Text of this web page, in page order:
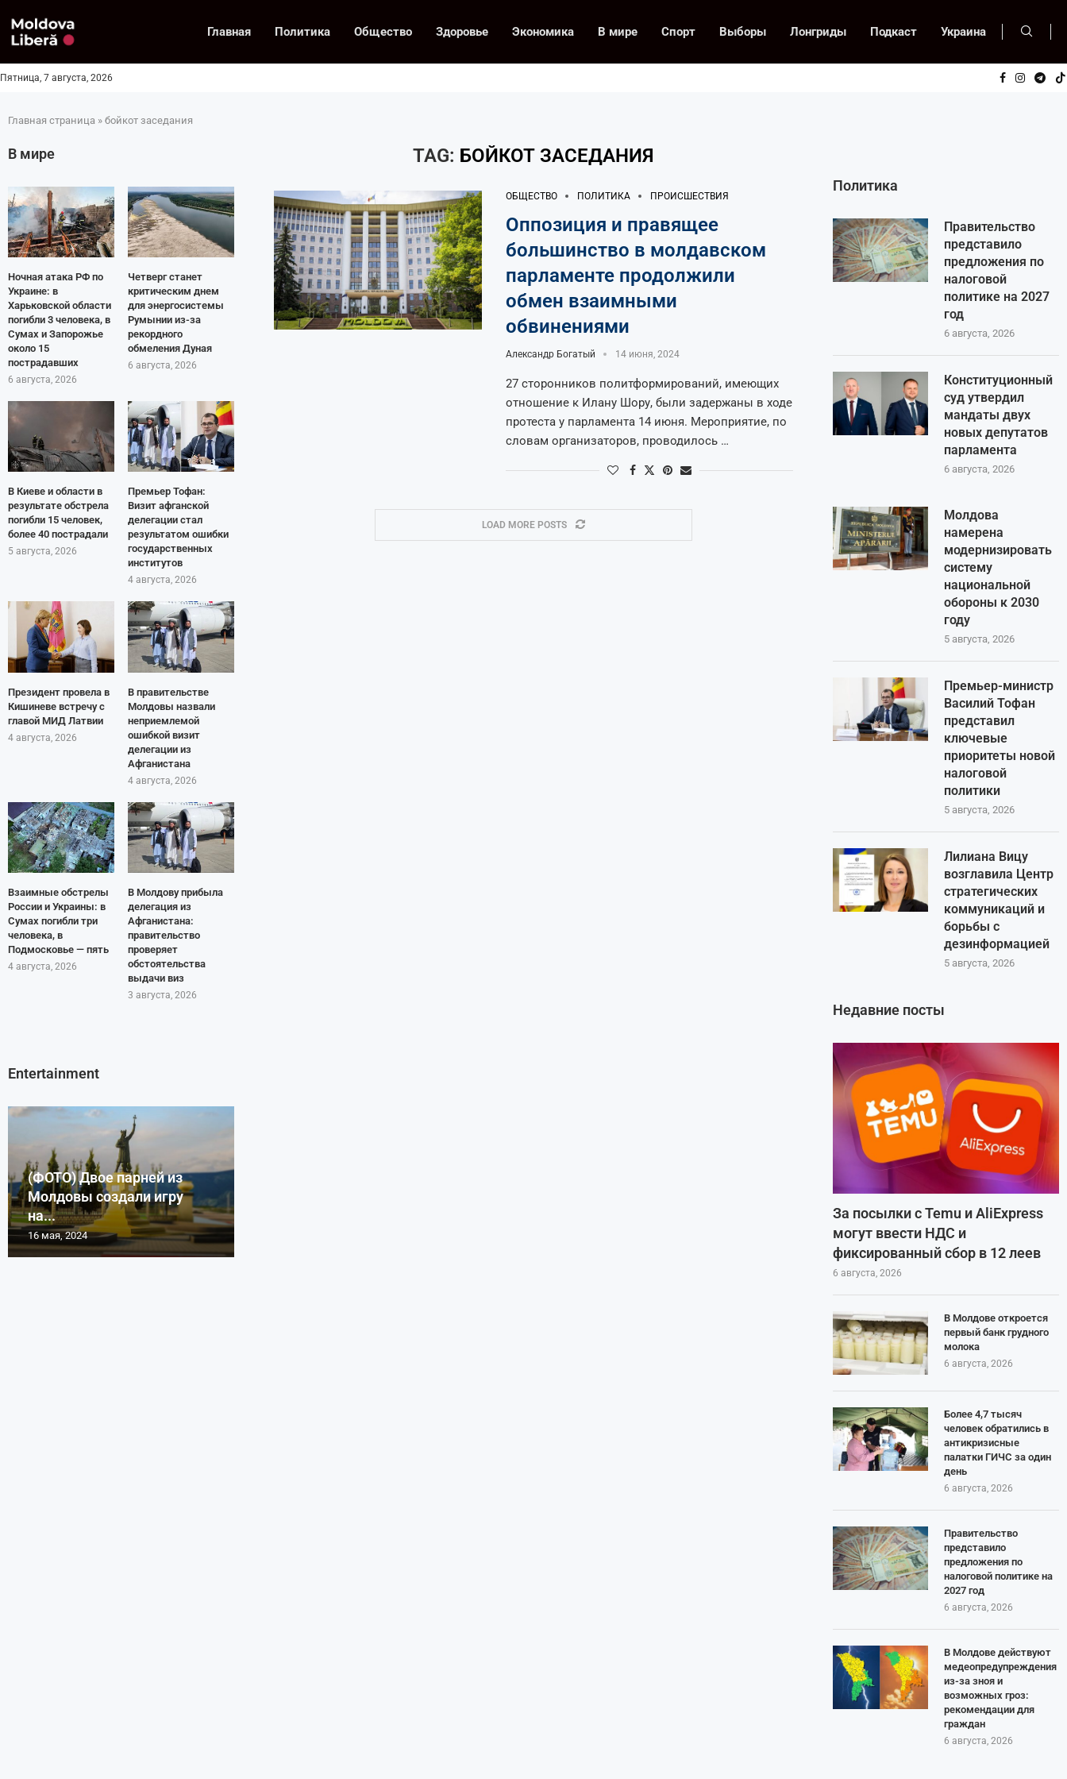
Главная Политика Общество Здоровье Экономика В мире Спорт Выборы Лонгриды Подкаст Украина
Пятница, 7 августа, 2026
Главная страница » бойкот заседания
TAG: БОЙКОТ ЗАСЕДАНИЯ
ОБЩЕСТВО ПОЛИТИКА ПРОИСШЕСТВИЯ
Оппозиция и правящее
большинство в молдавском
парламенте продолжили
обмен взаимными
обвинениями
Александр Богатый 14 июня, 2024
27 сторонников политформирований, имеющих
отношение к Илану Шору, были задержаны в ходе
протеста у парламента 14 июня. Мероприятие, по
словам организаторов, проводилось …
LOAD MORE POSTS
Политика
Правительство
представило
предложения по
налоговой
политике на 2027
год
6 августа, 2026
Конституционный
суд утвердил
мандаты двух
новых депутатов
парламента
6 августа, 2026
Молдова
намерена
модернизировать
систему
национальной
обороны к 2030
году
5 августа, 2026
Премьер-министр
Василий Тофан
представил
ключевые
приоритеты новой
налоговой
политики
5 августа, 2026
Лилиана Вицу
возглавила Центр
стратегических
коммуникаций и
борьбы с
дезинформацией
5 августа, 2026
Недавние посты
За посылки с Temu и AliExpress
могут ввести НДС и
фиксированный сбор в 12 леев
6 августа, 2026
В Молдове откроется
первый банк грудного
молока
6 августа, 2026
Более 4,7 тысяч
человек обратились в
антикризисные
палатки ГИЧС за один
день
6 августа, 2026
Правительство
представило
предложения по
налоговой политике на
2027 год
6 августа, 2026
В Молдове действуют
медеопредупреждения
из-за зноя и
возможных гроз:
рекомендации для
граждан
6 августа, 2026
В мире
Ночная атака РФ по
Украине: в
Харьковской области
погибли 3 человека, в
Сумах и Запорожье
около 15
пострадавших
6 августа, 2026
Четверг станет
критическим днем
для энергосистемы
Румынии из-за
рекордного
обмеления Дуная
6 августа, 2026
В Киеве и области в
результате обстрела
погибли 15 человек,
более 40 пострадали
5 августа, 2026
Премьер Тофан:
Визит афганской
делегации стал
результатом ошибки
государственных
институтов
4 августа, 2026
Президент провела в
Кишиневе встречу с
главой МИД Латвии
4 августа, 2026
В правительстве
Молдовы назвали
неприемлемой
ошибкой визит
делегации из
Афганистана
4 августа, 2026
Взаимные обстрелы
России и Украины: в
Сумах погибли три
человека, в
Подмосковье — пять
4 августа, 2026
В Молдову прибыла
делегация из
Афганистана:
правительство
проверяет
обстоятельства
выдачи виз
3 августа, 2026
Entertainment
(ФОТО) Двое парней из
Молдовы создали игру
на...
16 мая, 2024